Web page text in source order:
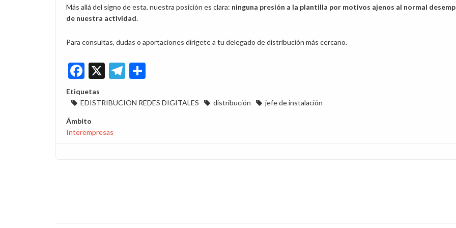
Más allá del signo de esta. nuestra posición es clara: ninguna presión a la plantilla por motivos ajenos al normal
de nuestra actividad.
Para consultas, dudas o aportaciones dirígete a tu delegado de distribución más cercano.
Facebook
X Telegram
Etiquetas
EDISTRIBUCION REDES DIGITALES
distribución jefe de instalación
Ámbito
Interempresas